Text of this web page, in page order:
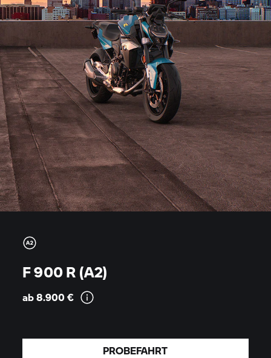
F 900 R (A2)
ab 8.900€
PROBEFAHRT